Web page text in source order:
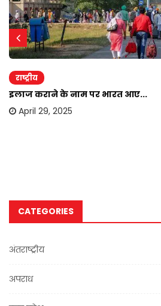
राष्ट्रीय
इलाज कराने के नाम पर भारत आए...
April 29, 2025
CATEGORIES
अंतराष्ट्रीय
अपराध